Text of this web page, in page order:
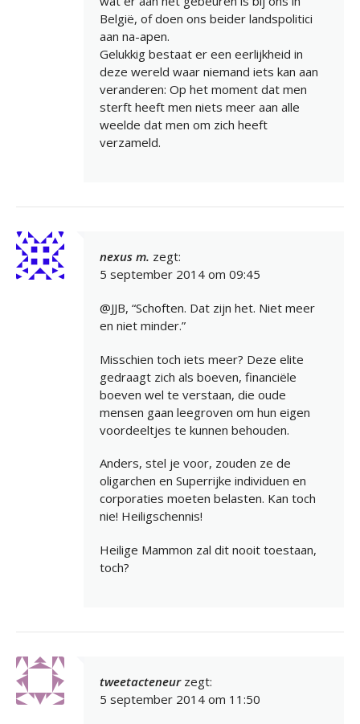
België, of doen ons beider landspolitici
aan na-apen.
Gelukkig bestaat er een eerlijkheid in
deze wereld waar niemand iets kan aan
veranderen: Op het moment dat men
sterft heeft men niets meer aan alle
weelde dat men om zich heeft
verzameld.
nexus m. zegt:
5 september 2014 om 09:45
@JJB, “Schoften. Dat zijn het. Niet meer
en niet minder.”
Misschien toch iets meer? Deze elite
gedraagt zich als boeven, financiële
boeven wel te verstaan, die oude
mensen gaan leegroven om hun eigen
voordeeltjes te kunnen behouden.
Anders, stel je voor, zouden ze de
oligarchen en Superrijke individuen en
corporaties moeten belasten. Kan toch
nie! Heiligschennis!
Heilige Mammon zal dit nooit toestaan,
toch?
tweetacteneur zegt:
5 september 2014 om 11:50